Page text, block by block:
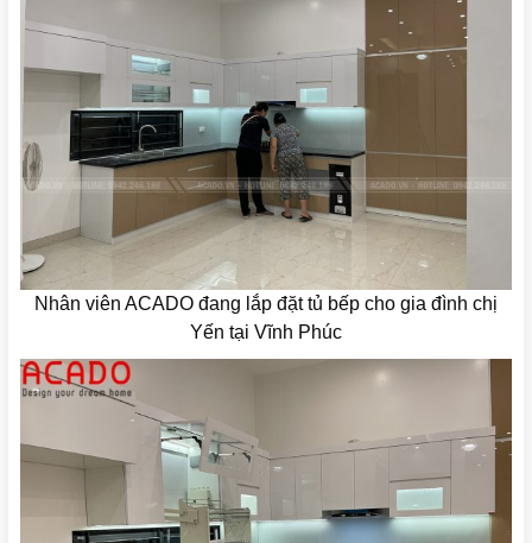
Nhân viên ACADO đang lắp đặt tủ bếp cho gia đình chị
Yến tại Vĩnh Phúc